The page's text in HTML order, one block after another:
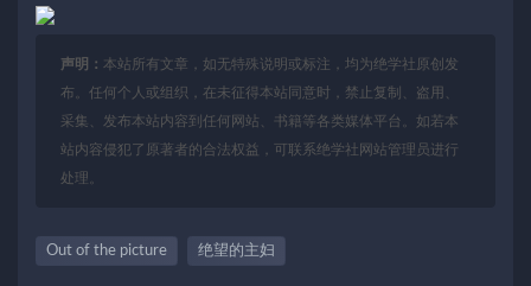
声明： 本站所有文章，如无特殊说明或标注，均为绝学社原创发
布。任何个人或组织，在未征得本站同意时，禁止复制、盗用、
采集、发布本站内容到任何网站、书籍等各类媒体平台。如若本
站内容侵犯了原著者的合法权益，可联系绝学社网站管理员进行
处理。
Out of the picture 绝望的主妇